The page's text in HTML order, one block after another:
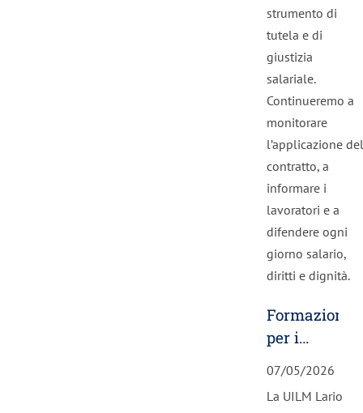
strumento di
tutela e di
giustizia
salariale.
Continueremo a
monitorare
l’applicazione del
contratto, a
informare i
lavoratori e a
difendere ogni
giorno salario,
diritti e dignità.
Formazione
per i
RSU:
comunicare
07/05/2026
La UILM Lario